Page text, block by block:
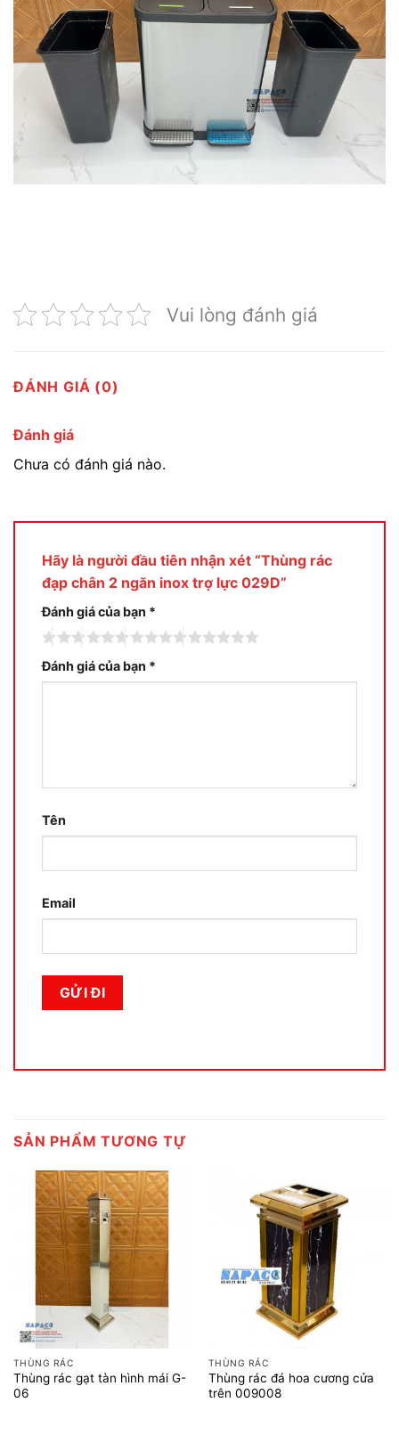
Vui lòng đánh giá
ĐÁNH GIÁ (0)
Đánh giá
Chưa có đánh giá nào.
Hãy là người đầu tiên nhận xét “Thùng rác
đạp chân 2 ngăn inox trợ lực 029D”
Đánh giá của bạn *
Đánh giá của bạn *
Tên
Email
SẢN PHẨM TƯƠNG TỰ
THÙNG RÁC
Thùng rác gạt tàn hình mái G-
06
THÙNG RÁC
Thùng rác đá hoa cương cửa
trên 009008